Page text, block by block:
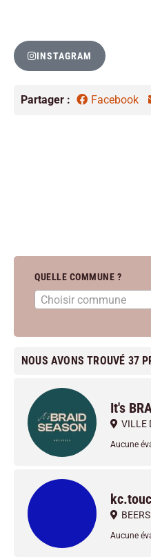
INSTAGRAM
Partager : Facebook
QUELLE COMMUNE ?
Choisir commune
NOUS AVONS TROUVÉ 37
It's
VILLE
Aucune
Aucune